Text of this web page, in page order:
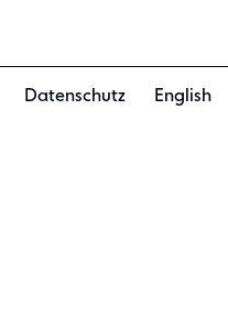
Datenschutz English